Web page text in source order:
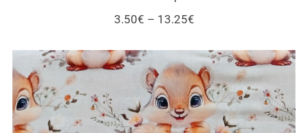
3.50€ – 13.25€Price
through
13.25€